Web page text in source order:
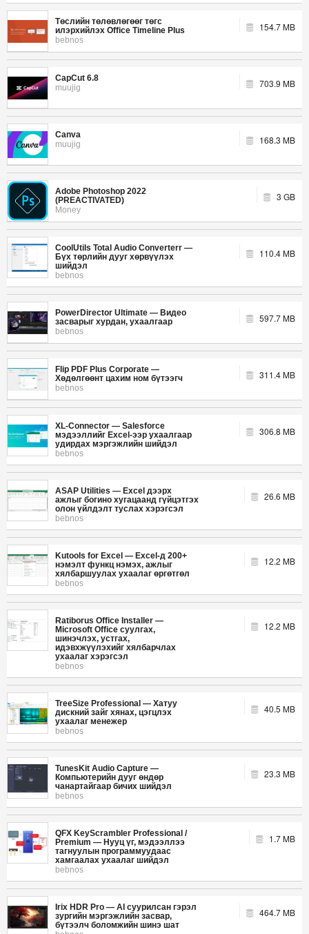
Төслийн төлөвлөгөөг төгс
илэрхийлэх Office Timeline Plus
bebnos
154.7 MB
CapCut 6.8
muujig
703.9 MB
Canva
muujig
168.3 MB
Adobe Photoshop 2022
(PREACTIVATED)
Money
3 GB
CoolUtils Total Audio Converterr —
Бүх төрлийн дууг хөрвүүлэх
шийдэл
bebnos
110.4 MB
PowerDirector Ultimate — Видео
засварыг хурдан, ухаалгаар
bebnos
597.7 MB
Flip PDF Plus Corporate —
Хөдөлгөөнт цахим ном бүтээгч
bebnos
311.4 MB
XL-Connector — Salesforce
мэдээллийг Excel-ээр ухаалгаар
удирдах мэргэжлийн шийдэл
bebnos
306.8 MB
ASAP Utilities — Excel дээрх
ажлыг богино хугацаанд гүйцэтгэх
олон үйлдэлт туслах хэрэгсэл
bebnos
26.6 MB
Kutools for Excel — Excel-д 200+
нэмэлт функц нэмэх, ажлыг
хялбаршуулах ухаалаг өргөтгөл
bebnos
12.2 MB
Ratiborus Office Installer —
Microsoft Office суулгах,
шинэчлэх, устгах,
идэвхжүүлэхийг хялбарчлах
ухаалаг хэрэгсэл
bebnos
12.2 MB
TreeSize Professional — Хатуу
дискний зайг хянах, цэгцлэх
ухаалаг менежер
bebnos
40.5 MB
TunesKit Audio Capture —
Компьютерийн дууг өндөр
чанартайгаар бичих шийдэл
bebnos
23.3 MB
QFX KeyScrambler Professional /
Premium — Нууц үг, мэдээллээ
тагнуулын программуудаас
хамгаалах ухаалаг шийдэл
bebnos
1.7 MB
Irix HDR Pro — AI суурилсан гэрэл
зургийн мэргэжлийн засвар,
бүтээлч боломжийн шинэ шат
464.7 MB